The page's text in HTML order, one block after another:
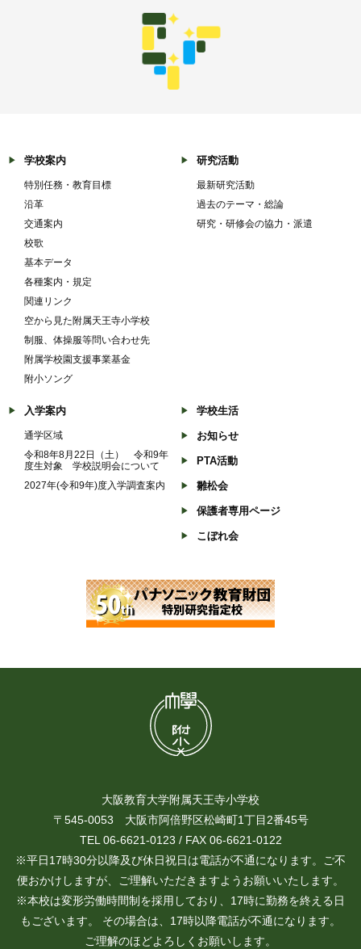
学校案内
特別任務・教育目標
沿革
交通案内
校歌
基本データ
各種案内・規定
関連リンク
空から見た附属天王寺小学校
制服、体操服等問い合わせ先
附属学校園支援事業基金
附小ソング
研究活動
最新研究活動
過去のテーマ・総論
研究・研修会の協力・派遣
入学案内
通学区域
令和8年8月22日（土） 令和9年
度生対象 学校説明会について
2027年(令和9年)度入学調査案内
学校生活
お知らせ
PTA活動
雛松会
保護者専用ページ
こぼれ会
大阪教育大学附属天王寺小学校
〒545-0053 大阪市阿倍野区松崎町1丁目2番45号
TEL 06-6621-0123 / FAX 06-6621-0122
※平日17時30分以降及び休日祝日は電話が不通になります。ご不
便おかけしますが、ご理解いただきますようお願いいたします。
※本校は変形労働時間制を採用しており、17時に勤務を終える日
もございます。 その場合は、17時以降電話が不通になります。
ご理解のほどよろしくお願いします。